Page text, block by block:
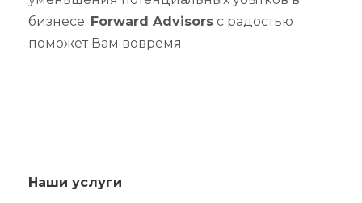
бизнесе. Forward Advisors с радостью
поможет Вам вовремя.
Наши услуги